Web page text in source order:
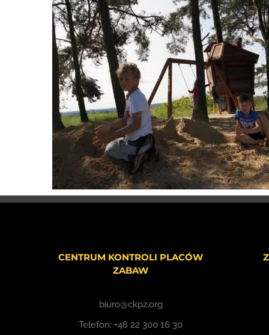
CENTRUM KONTROLI PLACÓW
ZABAW
biuro@ckpz.org
Telefon:+48 22 300 16 30